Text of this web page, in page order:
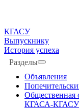
КГАСУ
Выпускнику
История успеха
Разделы
Объявления
КГАСА-